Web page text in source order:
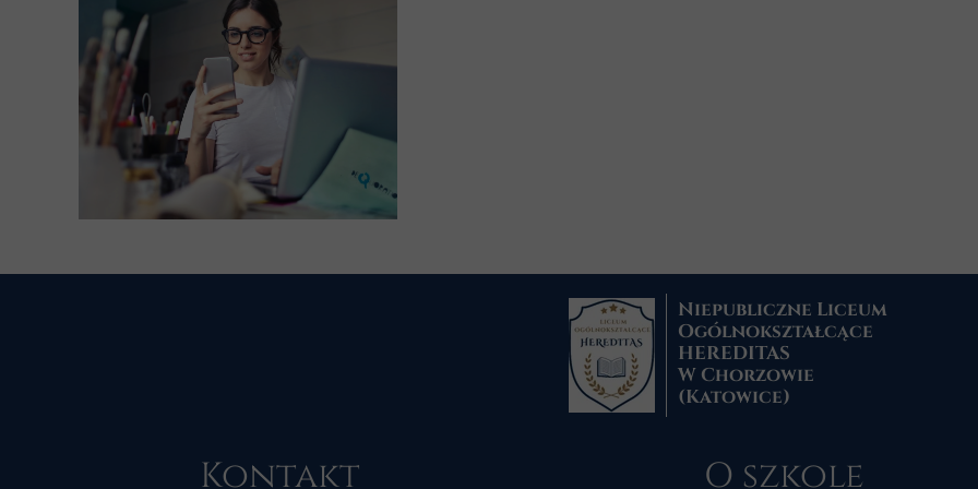
Niepubliczne Liceum
Ogólnokształcące
HEREDITAS
W Chorzowie
(Katowice)
Kontakt O szkole